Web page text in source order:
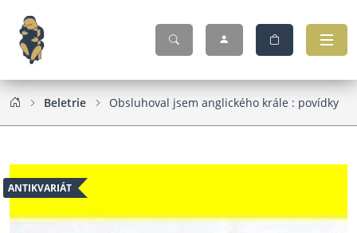
Beletrie Obsluhoval jsem anglického krále : povídky
ANTIKVARIÁT